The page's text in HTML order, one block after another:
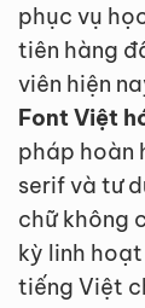
phục vụ
tiên hàng
viên hiện
Font Việt
pháp hoàn
serif và tư
chữ không
kỳ linh
tiếng Việt